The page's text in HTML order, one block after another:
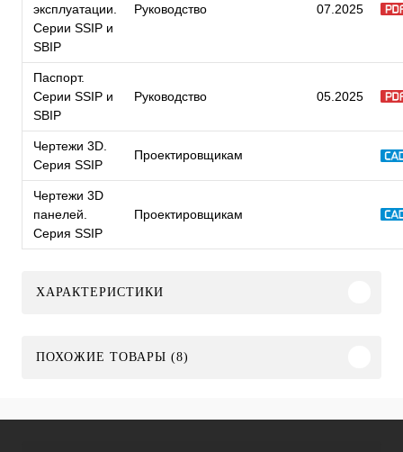
эксплуатации.
Серии SSIP и
SBIP
Руководство 07.2025
Паспорт.
Серии SSIP и
SBIP
Руководство 05.2025
Чертежи 3D.
Серия SSIP
Проектировщикам
Чертежи 3D
панелей.
Серия SSIP
Проектировщикам
ХАРАКТЕРИСТИКИ
ПОХОЖИЕ ТОВАРЫ (8)